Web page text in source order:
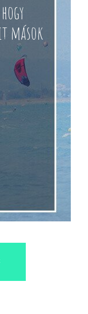
mások